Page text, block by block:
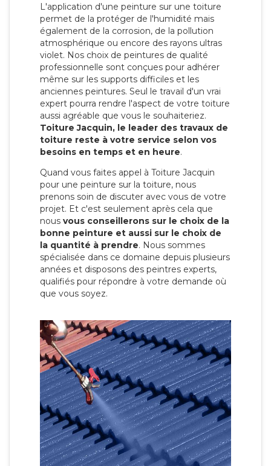
L'application d'une peinture sur une toiture
permet de la protéger de l'humidité mais
également de la corrosion, de la pollution
atmosphérique ou encore des rayons ultras
violet. Nos choix de peintures de qualité
professionnelle sont conçues pour adhérer
même sur les supports difficiles et les
anciennes peintures. Seul le travail d'un vrai
expert pourra rendre l'aspect de votre toiture
aussi agréable que vous le souhaiteriez.
Toiture Jacquin, le leader des travaux de
toiture reste à votre service selon vos
besoins en temps et en heure.
Quand vous faites appel à Toiture Jacquin
pour une peinture sur la toiture, nous
prenons soin de discuter avec vous de votre
projet. Et c'est seulement après cela que
nous vous conseillerons sur le choix de la
bonne peinture et aussi sur le choix de
la quantité à prendre. Nous sommes
spécialisée dans ce domaine depuis plusieurs
années et disposons des peintres experts,
qualifiés pour répondre à votre demande où
que vous soyez.